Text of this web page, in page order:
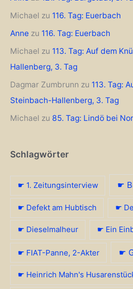
Michael zu 116. Tag: Euerbach
Anne zu 116. Tag: Euerbach
Michael zu 113. Tag: Auf dem
Hallenberg, 3. Tag
Dagmar Zumbrunn zu 113. Tag:
Steinbach-Hallenberg, 3. Tag
Michael zu 85. Tag: Lindö bei
Schlagwörter
☛ 1. Zeitungsinterview ☛
☛ Defekt am Hubtisch ☛
☛ Dieselmalheur ☛ Ein
☛ FIAT-Panne, 2-Akter ☛
☛ Heinrich Mahn's